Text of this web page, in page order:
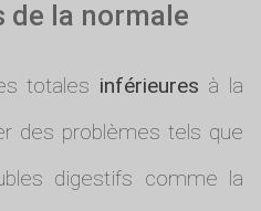
de la normale
totales inférieures à la
des problèmes tels que
digestifs comme la